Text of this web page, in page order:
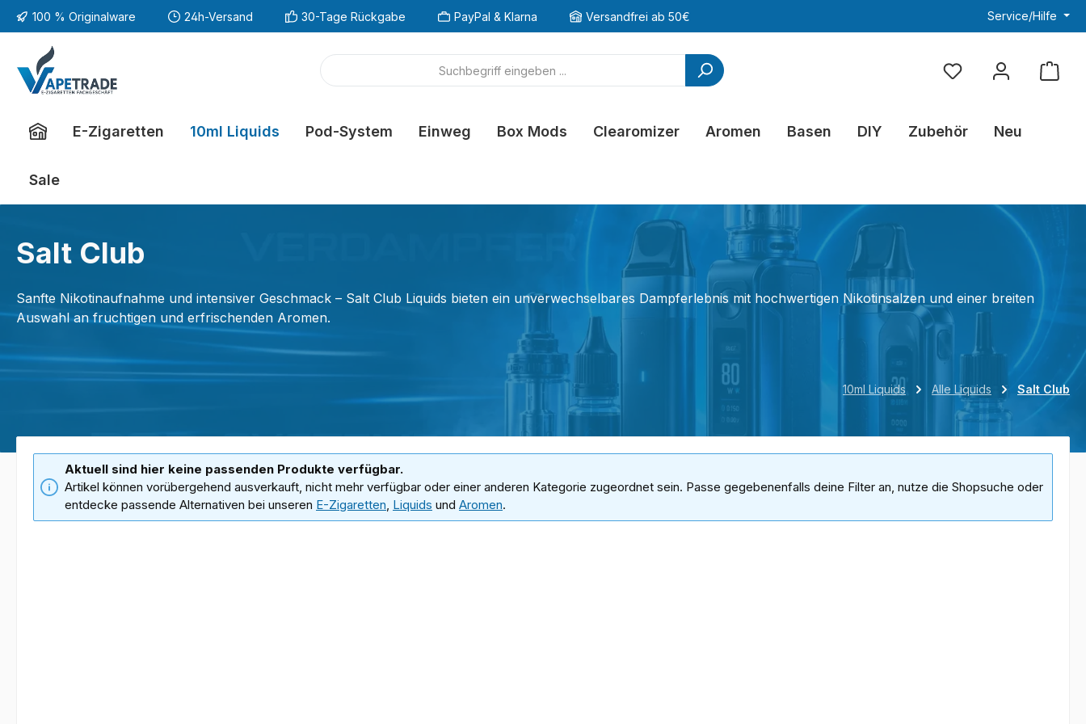
Hauptinhalt springen
Zur Suche springen
Zur Hauptnavigation springen
100 % Originalware 24h-Versand 30-Tage Rückgabe PayPal & Klarna Versandfrei ab 50€ Service/Hilfe
Du hast 0 Produkte
E-Zigaretten 10ml Liquids Pod-System Einweg Box Mods Clearomizer Aromen Basen DIY Zubehör Neu
Sale
Salt Club
Sanfte Nikotinaufnahme und intensiver Geschmack – Salt Club Liquids bieten ein unverwechselbares Dampferlebnis mit hochwertigen Nikotinsalzen und einer breiten
Auswahl an fruchtigen und erfrischenden Aromen.
10ml Liquids Alle Liquids Salt Club
Aktuell sind hier keine passenden Produkte verfügbar.
Artikel können vorübergehend ausverkauft, nicht mehr verfügbar oder einer anderen Kategorie zugeordnet sein. Passe gegebenenfalls deine Filter an, nutze die Shopsuche oder
entdecke passende Alternativen bei unseren E-Zigaretten, Liquids und Aromen.